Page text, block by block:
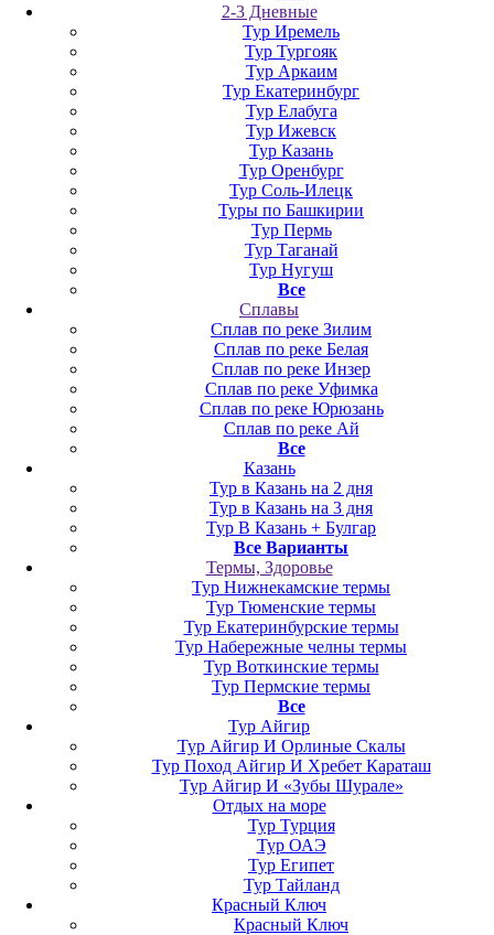
2-3 Дневные
Тур Иремель
Тур Тургояк
Тур Аркаим
Тур Екатеринбург
Тур Елабуга
Тур Ижевск
Тур Казань
Тур Оренбург
Тур Соль-Илецк
Туры по Башкирии
Тур Пермь
Тур Таганай
Тур Нугуш
Все
Сплавы
Сплав по реке Зилим
Сплав по реке Белая
Сплав по реке Инзер
Сплав по реке Уфимка
Сплав по реке Юрюзань
Сплав по реке Ай
Все
Казань
Тур в Казань на 2 дня
Тур в Казань на 3 дня
Тур В Казань + Булгар
Все Варианты
Термы, Здоровье
Тур Нижнекамские термы
Тур Тюменские термы
Тур Екатеринбурские термы
Тур Набережные челны термы
Тур Воткинские термы
Тур Пермские термы
Все
Тур Айгир
Тур Айгир И Орлиные Скалы
Тур Поход Айгир И Хребет Караташ
Тур Айгир И «Зубы Шурале»
Отдых на море
Тур Турция
Тур ОАЭ
Тур Египет
Тур Тайланд
Красный Ключ
Красный Ключ